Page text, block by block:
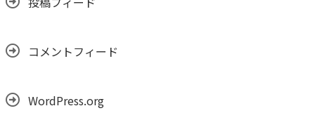
コメントフィード
WordPress.org